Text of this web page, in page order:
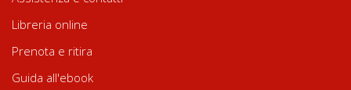
Libreria online
Prenota e ritira
Guida all'ebook